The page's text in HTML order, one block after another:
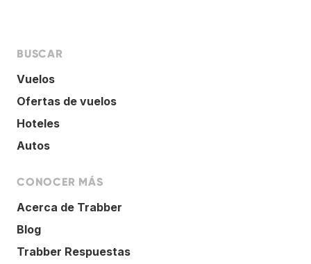
BUSCAR
Vuelos
Ofertas de vuelos
Hoteles
Autos
CONOCER MÁS
Acerca de Trabber
Blog
Trabber Respuestas